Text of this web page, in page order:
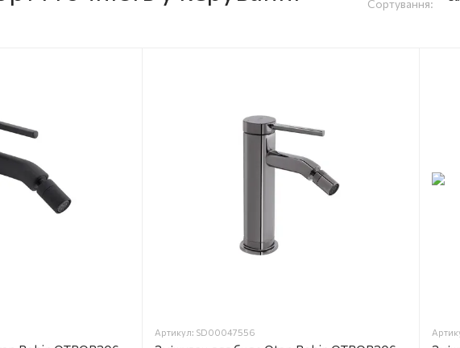
Сортування:
Артикул: SD00047556